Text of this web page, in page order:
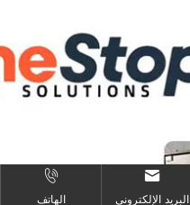
البريد الإلكتروني الهاتف